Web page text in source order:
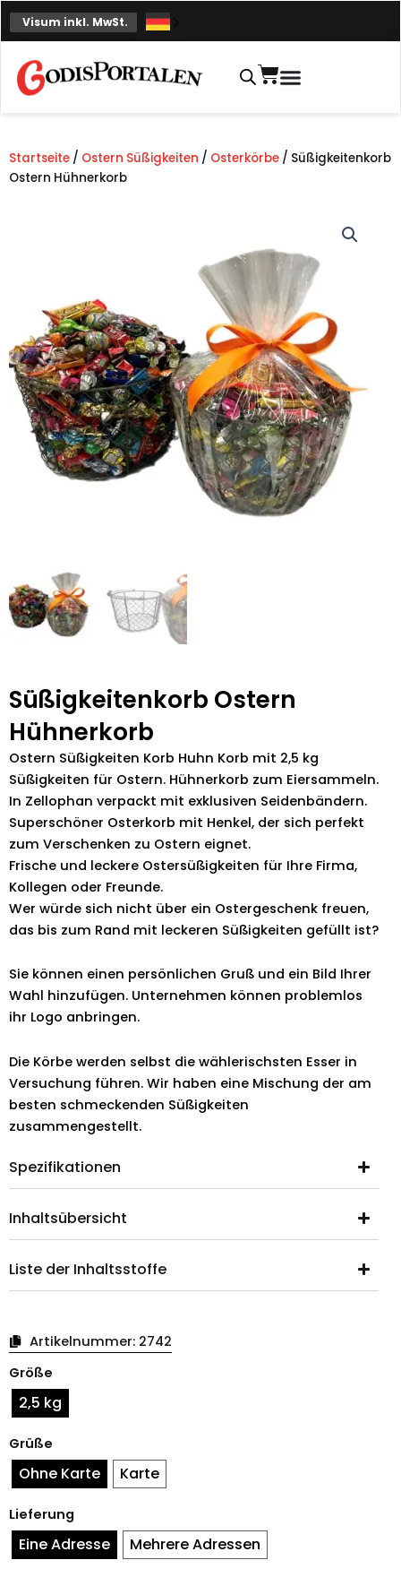
Zum
Inhalt
Visum inkl. MwSt.
Einkaufskorb
Startseite / Ostern Süßigkeiten / Osterkörbe / Süßigkeitenkorb
Ostern Hühnerkorb
Süßigkeitenkorb Ostern
Hühnerkorb
Ostern Süßigkeiten Korb Huhn Korb mit 2,5 kg
Süßigkeiten für Ostern. Hühnerkorb zum Eiersammeln.
In Zellophan verpackt mit exklusiven Seidenbändern.
Superschöner Osterkorb mit Henkel, der sich perfekt
zum Verschenken zu Ostern eignet.
Frische und leckere Ostersüßigkeiten für Ihre Firma,
Kollegen oder Freunde.
Wer würde sich nicht über ein Ostergeschenk freuen,
das bis zum Rand mit leckeren Süßigkeiten gefüllt ist?
Sie können einen persönlichen Gruß und ein Bild Ihrer
Wahl hinzufügen. Unternehmen können problemlos
ihr Logo anbringen.
Die Körbe werden selbst die wählerischsten Esser in
Versuchung führen. Wir haben eine Mischung der am
besten schmeckenden Süßigkeiten
zusammengestellt.
Spezifikationen
Inhaltsübersicht
Liste der Inhaltsstoffe
Artikelnummer: 2742
Größe
2,5 kg
Grüße
Ohne Karte Karte
Lieferung
Eine Adresse Mehrere Adressen
Ostern
Huhn
Korb